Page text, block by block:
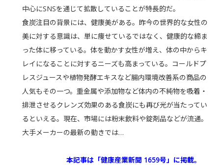
中心にSNSを通じて拡散していることが特長的だ。
食炭注目の背景には、健康美がある。昨今の世界的な女性の
美に対する意識は、単に痩せているではなく、健康的な締ま
った体に移っている。体を動かす女性が増え、体の中からキ
レイになることに対するニーズも高まっている。コールドプ
レスジュースや植物発酵エキスなど腸内環境改善系の商品の
人気もその一つ。重金属や添加物など体内の不純物を吸着・
排泄させるクレンズ効果のある食炭にも再び光が当たってい
るといえる。現在、市場には粉末飲料や錠剤品などが流通。
大手メーカーの最新の動きでは…
本記事は「健康産業新聞 1659号」に掲載。